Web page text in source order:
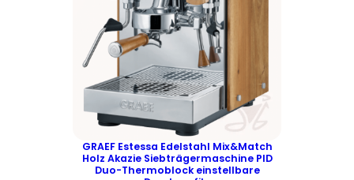
GRAEF Estessa Edelstahl Mix&Match
Holz Akazie Siebträgermaschine PID
Duo-Thermoblock einstellbare